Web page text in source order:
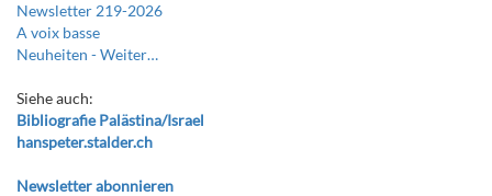
Newsletter 219-2026
A voix basse
Neuheiten -Weiter…
Siehe auch:
Bibliografie Palästina/Israel
hanspeter.stalder.ch
Newsletter abonnieren